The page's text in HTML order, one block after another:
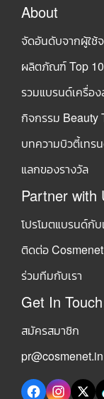
About
จัดอันดับจากผู้ใช้
ผลิตภัณฑ์ Top
รวมแบรนด์เครื่อง
กิจกรรม Beauty
บทความบิวตี้เทร
แลกของรางวัล
Partner with
โปรโมตแบรนด์กับ
ติดต่อ Cosmenet
ร่วมทีมกับเรา
Get In Touch
สมัครสมาชิก